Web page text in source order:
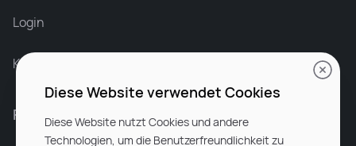
Login
Karriere bei Rocken
Für Unternehmen
Diese Website verwendet Cookies
Diese Website nutzt Cookies und andere
Technologien, um die Benutzerfreundlichkeit zu